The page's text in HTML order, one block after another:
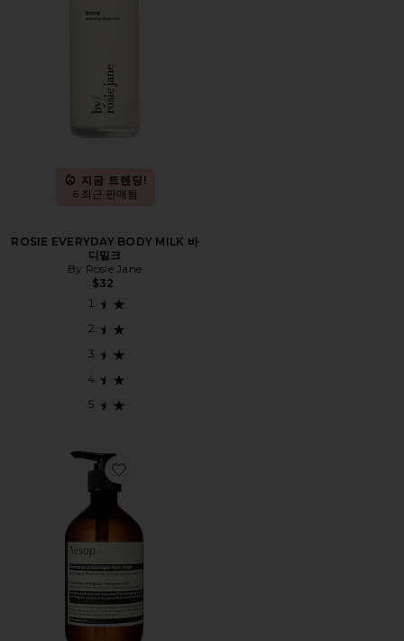
지금 트렌딩!
6 최근 판매됨
ROSIE EVERYDAY BODY MILK 바
디밀크
By Rosie Jane
$32
Favorite REVERENCE AROMATIQUE 핸드 워시